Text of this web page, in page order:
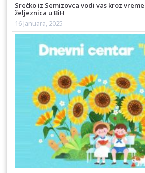
Srećko iz Semizovca vodi vas kroz
željeznica u BiH
16 Januara, 2025